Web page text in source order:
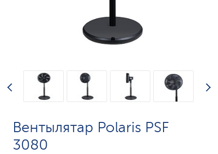
Вентылятар Polaris PSF
3080